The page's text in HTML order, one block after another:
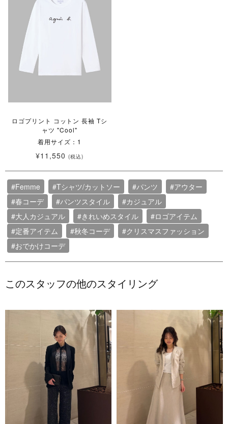
ロゴプリント コットン 長袖 Tシ
ャツ "Cool"
着用サイズ：1
¥11,550 (税込)
#Femme #Tシャツ/カットソー #パンツ
#アウター
#春コーデ
#パンツスタイル
#カジュアル
#大人カジュアル
#きれいめスタイル
#ロゴアイテム
#定番アイテム
#秋冬コーデ
#クリスマスファッション
#おでかけコーデ
このスタッフの他のスタイリング